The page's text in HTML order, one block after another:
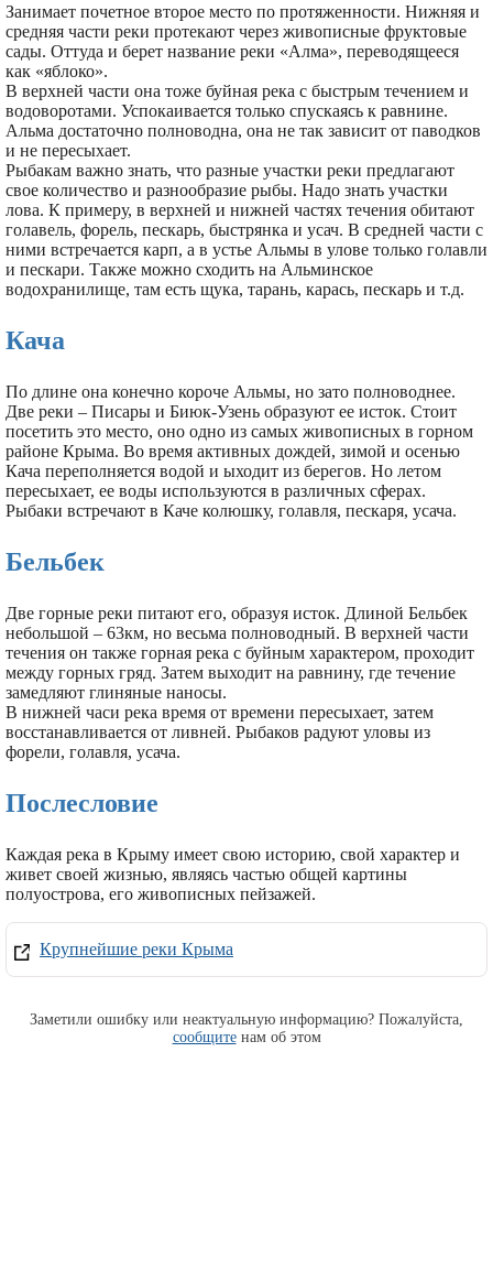
Занимает почетное второе место по протяженности. Нижняя и
средняя части реки протекают через живописные фруктовые
сады. Оттуда и берет название реки «Алма», переводящееся
как «яблоко».
В верхней части она тоже буйная река с быстрым течением и
водоворотами. Успокаивается только спускаясь к равнине.
Альма достаточно полноводна, она не так зависит от паводков
и не пересыхает.
Рыбакам важно знать, что разные участки реки предлагают
свое количество и разнообразие рыбы. Надо знать участки
лова. К примеру, в верхней и нижней частях течения обитают
голавель, форель, пескарь, быстрянка и усач. В средней части с
ними встречается карп, а в устье Альмы в улове только голавли
и пескари. Также можно сходить на Альминское
водохранилище, там есть щука, тарань, карась, пескарь и т.д.
Кача
По длине она конечно короче Альмы, но зато полноводнее.
Две реки – Писары и Биюк-Узень образуют ее исток. Стоит
посетить это место, оно одно из самых живописных в горном
районе Крыма. Во время активных дождей, зимой и осенью
Кача переполняется водой и ыходит из берегов. Но летом
пересыхает, ее воды используются в различных сферах.
Рыбаки встречают в Каче колюшку, голавля, пескаря, усача.
Бельбек
Две горные реки питают его, образуя исток. Длиной Бельбек
небольшой – 63км, но весьма полноводный. В верхней части
течения он также горная река с буйным характером, проходит
между горных гряд. Затем выходит на равнину, где течение
замедляют глиняные наносы.
В нижней часи река время от времени пересыхает, затем
восстанавливается от ливней. Рыбаков радуют уловы из
форели, голавля, усача.
Послесловие
Каждая река в Крыму имеет свою историю, свой характер и
живет своей жизнью, являясь частью общей картины
полуострова, его живописных пейзажей.
Крупнейшие реки Крыма
Заметили ошибку или неактуальную информацию? Пожалуйста,
сообщитенам об этом